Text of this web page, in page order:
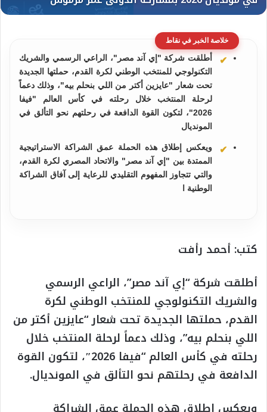
خلاصة الخبر في نقاط
أطلقت شركة "إي آند مصر"، الراعي الرسمي والشريك
التكنولوجي للمنتخب الوطني لكرة القدم، حملتها الجديدة
تحت شعار "عايزين أكتر من اللي بنحلم بيه"، وذلك دعماً
لرحلة المنتخب خلال رحلته في كأس العالم "فيفا
2026"، لتكون القوة الدافعة في رحلتهم نحو التألق في
المونديال
ويعكس إطلاق هذه الحملة عمق الشراكة الاستراتيجية
الممتدة بين "إي آند مصر" والاتحاد المصري لكرة القدم،
والتي تتجاوز المفهوم التقليدي للرعاية إلى آفاق الشراكة
الوطنية ا
كتب: أحمد رأفت
أطلقت شركة “إي آند مصر”، الراعي الرسمي
والشريك التكنولوجي للمنتخب الوطني لكرة
القدم، حملتها الجديدة تحت شعار “عايزين أكتر من
اللي بنحلم بيه”، وذلك دعماً لرحلة المنتخب خلال
رحلته في كأس العالم “فيفا 2026″، لتكون القوة
الدافعة في رحلتهم نحو التألق في المونديال.